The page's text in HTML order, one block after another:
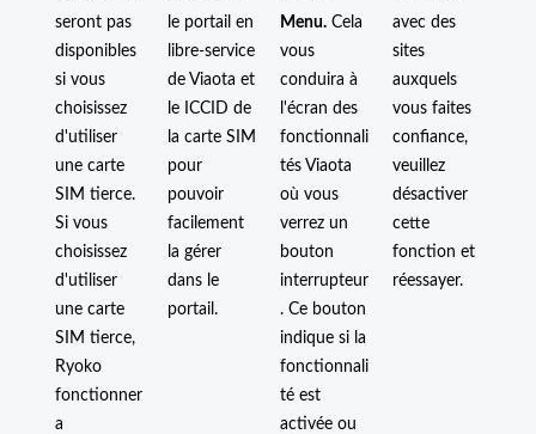
seront pas
disponibles
si vous
choisissez
d'utiliser
une carte
SIM tierce.
Si vous
choisissez
d'utiliser
une carte
SIM tierce,
Ryoko
fonctionner
a
le portail en
libre-service
de Viaota et
le ICCID de
la carte SIM
pour
pouvoir
facilement
la gérer
dans le
portail.
Menu. Cela
vous
conduira à
l'écran des
fonctionnali
tés Viaota
où vous
verrez un
bouton
interrupteur
. Ce bouton
indique si la
fonctionnali
té est
activée ou
avec des
sites
auxquels
vous faites
confiance,
veuillez
désactiver
cette
fonction et
réessayer.